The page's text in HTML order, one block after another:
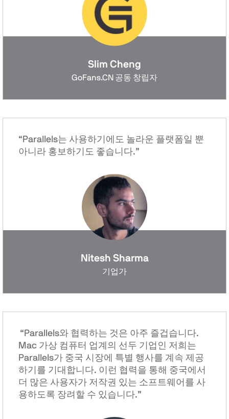
Slim Cheng
GoFans.CN 공동 창립자
“Parallels는 사용하기에도 놀라운 플랫폼일 뿐
아니라 홍보하기도 좋습니다.”
Nitesh Sharma
기업가
“Parallels와 협력하는 것은 아주 즐겁습니다.
Mac 가상 컴퓨터 업계의 선두 기업인 저희는
Parallels가 중국 시장에 특별 행사를 계속 제공
하기를 기대합니다. 이런 협력을 통해 중국에서
더 많은 사용자가 저작권 있는 소프트웨어를 사
용하도록 장려할 수 있습니다.”